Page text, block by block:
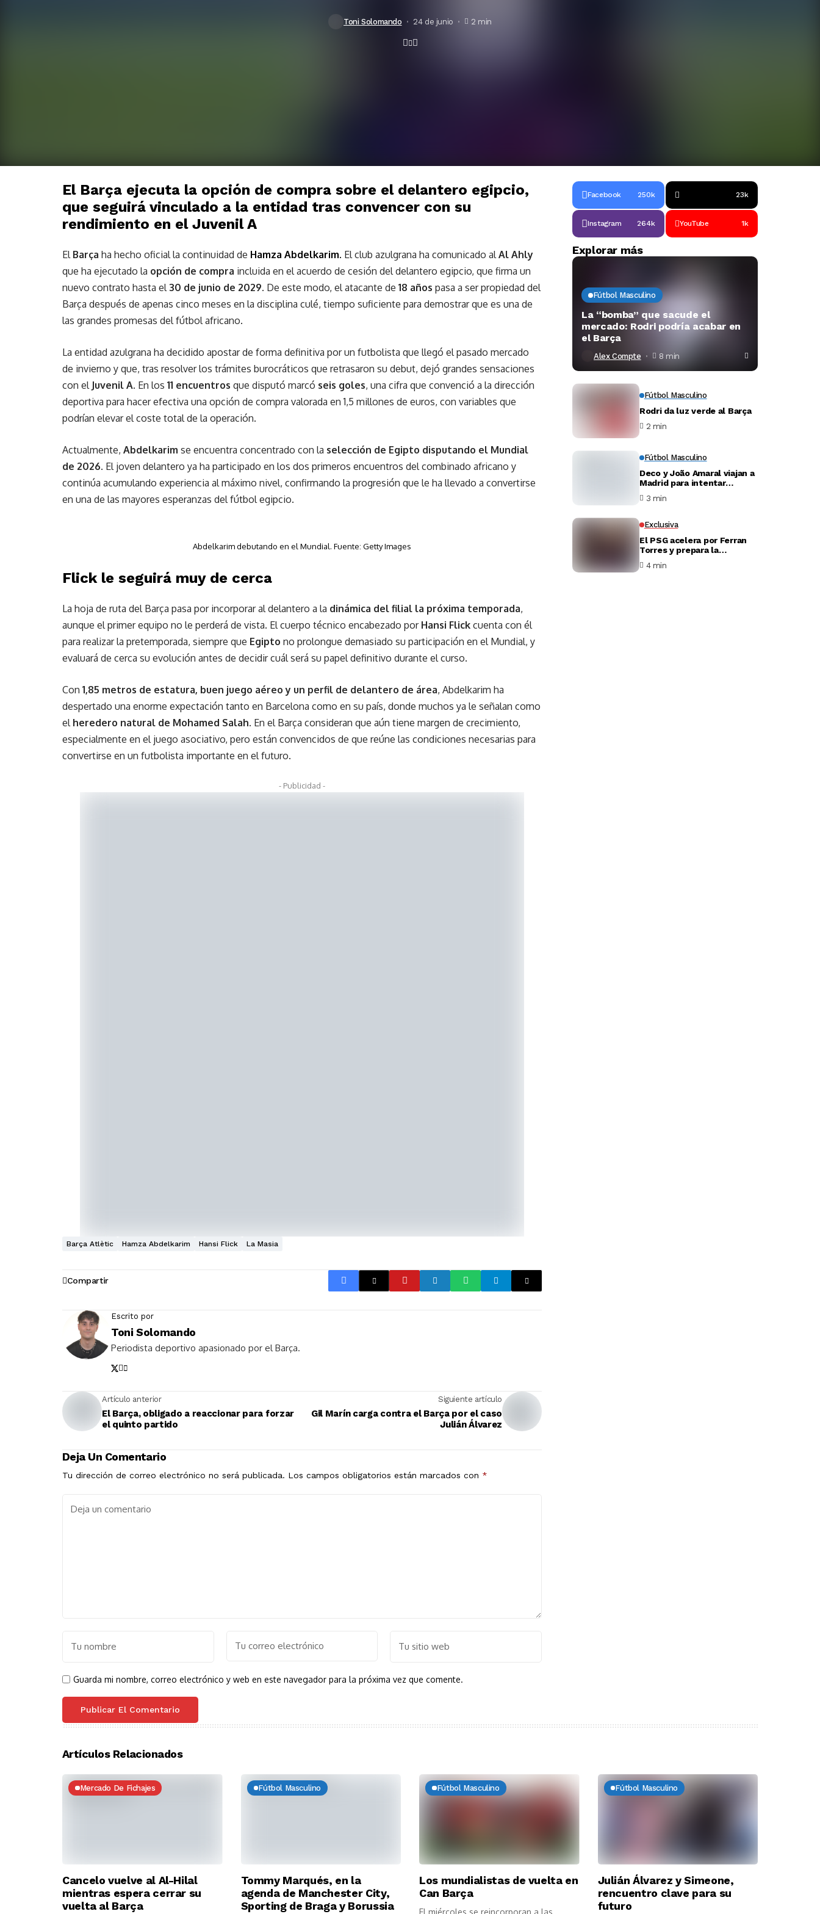
Toni Solomando 24 de junio 2 min
El Barça ejecuta la opción de compra sobre el delantero egipcio,
que seguirá vinculado a la entidad tras convencer con su
rendimiento en el Juvenil A
El Barça ha hecho oficial la continuidad de Hamza Abdelkarim. El club azulgrana ha comunicado alAl Ahly
que ha ejecutado la opción de compra incluida en el acuerdo de cesión del delantero egipcio, que firma un
nuevo contrato hasta el 30 de junio de 2029. De este modo, el atacante de 18 años pasa a ser propiedad del
Barça después de apenas cinco meses en la disciplina culé, tiempo suficiente para demostrar que es una de
las grandes promesas del fútbol africano.
La entidad azulgrana ha decidido apostar de forma definitiva por un futbolista que llegó el pasado mercado
de invierno y que, tras resolver los trámites burocráticos que retrasaron su debut, dejó grandes sensaciones
con el Juvenil A. En los 11 encuentros que disputó marcó seis goles, una cifra que convenció a la dirección
deportiva para hacer efectiva una opción de compra valorada en 1,5 millones de euros, con variables que
podrían elevar el coste total de la operación.
Actualmente, Abdelkarim se encuentra concentrado con la selección de Egipto disputando el Mundial
de 2026. El joven delantero ya ha participado en los dos primeros encuentros del combinado africano y
continúa acumulando experiencia al máximo nivel, confirmando la progresión que le ha llevado a convertirse
en una de las mayores esperanzas del fútbol egipcio.
Abdelkarim debutando en el Mundial. Fuente: Getty Images
Flick le seguirá muy de cerca
La hoja de ruta del Barça pasa por incorporar al delantero a la dinámica del filial la próxima temporada,
aunque el primer equipo no le perderá de vista. El cuerpo técnico encabezado porHansi Flick cuenta con él
para realizar la pretemporada, siempre que Egipto no prolongue demasiado su participación en el Mundial, y
evaluará de cerca su evolución antes de decidir cuál será su papel definitivo durante el curso.
Con 1,85 metros de estatura, buen juego aéreo y un perfil de delantero de área, Abdelkarim ha
despertado una enorme expectación tanto en Barcelona como en su país, donde muchos ya le señalan como
el heredero natural de Mohamed Salah. En el Barça consideran que aún tiene margen de crecimiento,
especialmente en el juego asociativo, pero están convencidos de que reúne las condiciones necesarias para
convertirse en un futbolista importante en el futuro.
- Publicidad -
Barça Atlètic Hamza Abdelkarim Hansi Flick La Masia
Compartir
Escrito por
Toni Solomando
Periodista deportivo apasionado por el Barça.
Artículo anterior
El Barça, obligado a reaccionar para forzar
el quinto partido
Siguiente artículo
Gil Marín carga contra el Barça por el caso
Julián Álvarez
Deja Un Comentario
Tu dirección de correo electrónico no será publicada. Los campos obligatorios están marcados con *
Guarda mi nombre, correo electrónico y web en este navegador para la próxima vez que comente.
Facebook 250k 23k
Instagram 264k YouTube 1k
Explorar más
Fútbol Masculino
La “bomba” que sacude el
mercado: Rodri podría acabar en
el Barça
Alex Compte 8 min
Fútbol Masculino
Rodri da luz verde al Barça
2 min
Fútbol Masculino
Deco y João Amaral viajan a
Madrid para intentar
Julián Álvarez
3 min
Exclusiva
El PSG acelera por Ferran
Torres y prepara la
4 min
Artículos Relacionados
Mercado De Fichajes
Cancelo vuelve al Al-Hilal
mientras espera cerrar su
vuelta al Barça
Fútbol Masculino
Tommy Marqués, en la
agenda de Manchester City,
Sporting de Braga y Borussia
Fútbol Masculino
Los mundialistas de vuelta en
Can Barça
El miércoles se reincorporan a las
Fútbol Masculino
Julián Álvarez y Simeone,
rencuentro clave para su
futuro